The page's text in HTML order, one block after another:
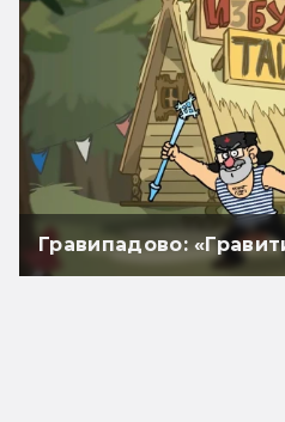
Гравипадово: